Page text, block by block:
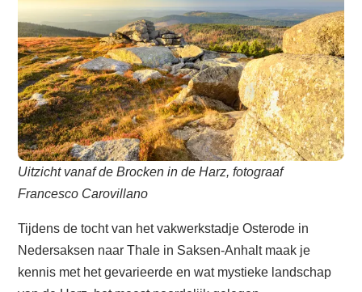
Uitzicht vanaf de Brocken in de Harz, fotograaf
Francesco Carovillano
Tijdens de tocht van het vakwerkstadje Osterode in
Nedersaksen naar Thale in Saksen-Anhalt maak je
kennis met het gevarieerde en wat mystieke landschap